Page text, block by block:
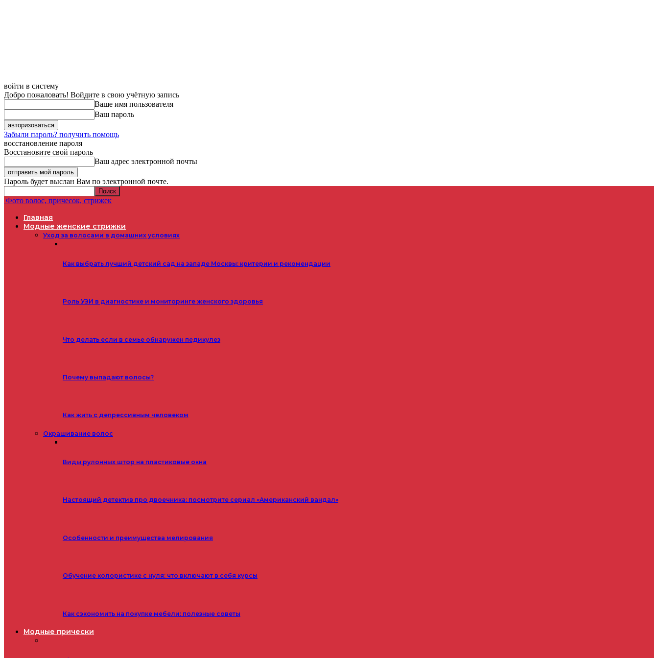
войти в систему
Добро пожаловать! Войдите в свою учётную запись
Ваше имя пользователя
Ваш пароль
Забыли пароль? получить помощь
восстановление пароля
Восстановите свой пароль
Ваш адрес электронной почты
Пароль будет выслан Вам по электронной почте.
Фото волос, причесок, стрижек
Главная
Модные женские стрижки
Уход за волосами в домашних условиях
Как выбрать лучший детский сад на западе Москвы: критерии и рекомендации
Роль УЗИ в диагностике и мониторинге женского здоровья
Что делать если в семье обнаружен педикулез
Почему выпадают волосы?
Как жить с депрессивным человеком
Окрашивание волос
Виды рулонных штор на пластиковые окна
Настоящий детектив про двоечника: посмотрите сериал «Американский вандал»
Особенности и преимущества мелирования
Обучение колористике с нуля: что включают в себя курсы
Как сэкономить на покупке мебели: полезные советы
Модные прически